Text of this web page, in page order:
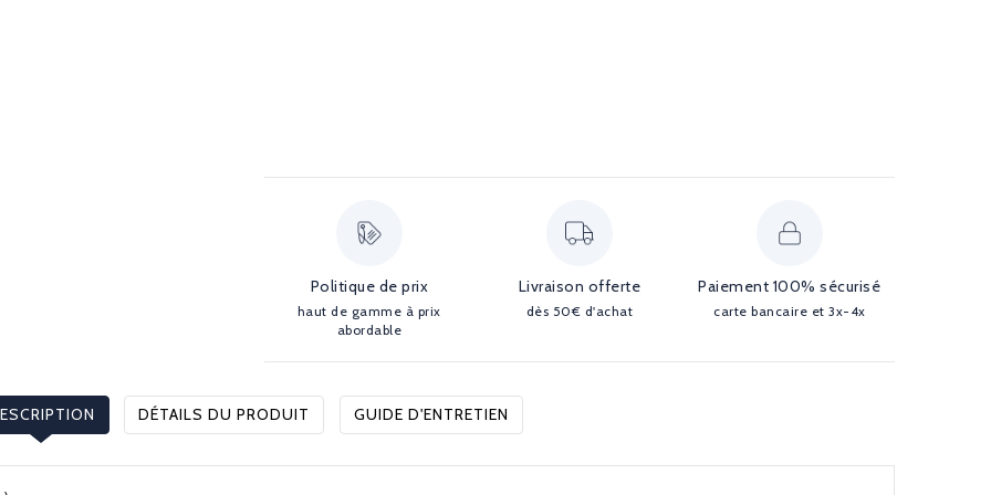
Politique de prix
haut de gamme à prix
abordable
Livraison offerte
dès 50€ d'achat
Paiement 100% sécurisé
carte bancaire et 3x-4x
DÉTAILS DU PRODUIT GUIDE D'ENTRETIEN